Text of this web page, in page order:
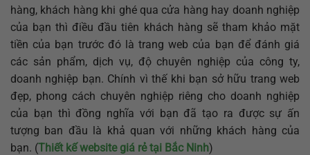
hàng, khách hàng khi ghé qua cửa hàng hay doanh nghiệp
của bạn thì điều đầu tiên khách hàng sẽ tham khảo mặt
tiền của bạn trước đó là trang web của bạn để đánh giá
các sản phẩm, dịch vụ, độ chuyên nghiệp của công ty,
doanh nghiệp bạn. Chính vì thế khi bạn sở hữu trang web
đẹp, phong cách chuyên nghiệp riêng cho doanh nghiệp
của bạn thì đồng nghĩa với bạn đã tạo ra được sự ấn
tượng ban đầu là khả quan với những khách hàng của
bạn. (Thiết kế website giá rẻ tại Bắc Ninh)